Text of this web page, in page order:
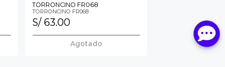
TORRONCINO FR068
TORRONCINO FR068
S/ 63.00
Agotado